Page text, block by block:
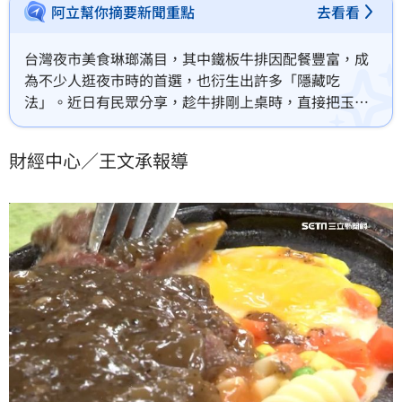
阿立幫你摘要新聞重點 去看看
台灣夜市美食琳瑯滿目，其中鐵板牛排因配餐豐富，成
為不少人逛夜市時的首選，也衍生出許多「隱藏吃
法」。近日有民眾分享，趁牛排剛上桌時，直接把玉米
濃湯淋到鐵板上的創意吃法，引發大批網友熱烈討論。
板一上桌時，先把濃湯淋到蛋上再拌炒，香氣更濃郁，
財經中心／王文承報導